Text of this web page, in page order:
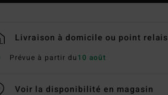
Livraison à domicile ou point relais
Prévue à partir du10 août
Voir la disponibilité en magasin